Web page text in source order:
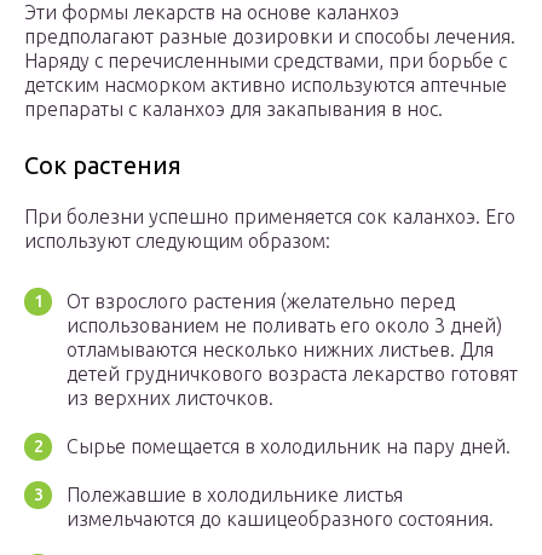
Эти формы лекарств на основе каланхоэ
предполагают разные дозировки и способы лечения.
Наряду с перечисленными средствами, при борьбе с
детским насморком активно используются аптечные
препараты с каланхоэ для закапывания в нос.
Сок растения
При болезни успешно применяется сок каланхоэ. Его
используют следующим образом:
От взрослого растения (желательно перед
использованием не поливать его около 3 дней)
отламываются несколько нижних листьев. Для
детей грудничкового возраста лекарство готовят
из верхних листочков.
Сырье помещается в холодильник на пару дней.
Полежавшие в холодильнике листья
измельчаются до кашицеобразного состояния.